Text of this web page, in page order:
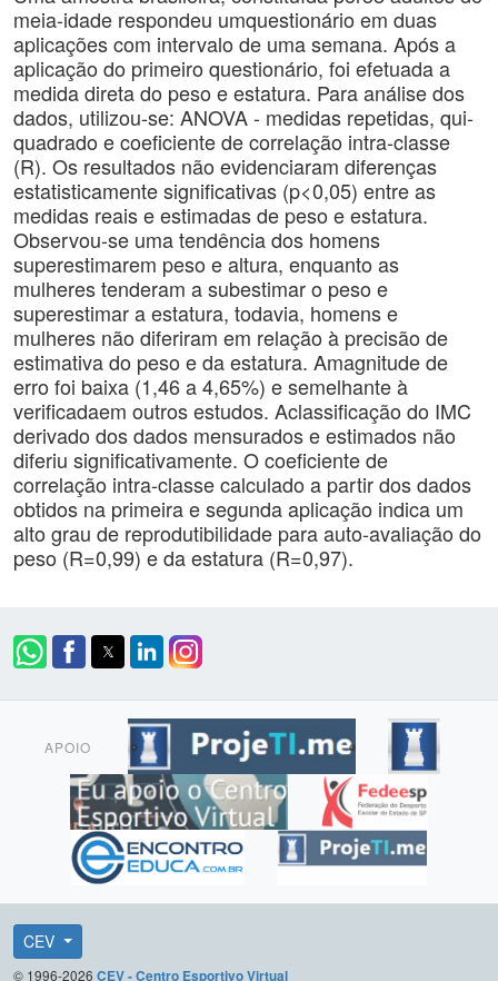
meia-idade respondeu umquestionário em duas
aplicações com intervalo de uma semana. Após a
aplicação do primeiro questionário, foi efetuada a
medida direta do peso e estatura. Para análise dos
dados, utilizou-se: ANOVA - medidas repetidas, qui-
quadrado e coeficiente de correlação intra-classe
(R). Os resultados não evidenciaram diferenças
estatisticamente significativas (p<0,05) entre as
medidas reais e estimadas de peso e estatura.
Observou-se uma tendência dos homens
superestimarem peso e altura, enquanto as
mulheres tenderam a subestimar o peso e
superestimar a estatura, todavia, homens e
mulheres não diferiram em relação à precisão de
estimativa do peso e da estatura. Amagnitude de
erro foi baixa (1,46 a 4,65%) e semelhante à
verificadaem outros estudos. Aclassificação do IMC
derivado dos dados mensurados e estimados não
diferiu significativamente. O coeficiente de
correlação intra-classe calculado a partir dos dados
obtidos na primeira e segunda aplicação indica um
alto grau de reprodutibilidade para auto-avaliação do
peso (R=0,99) e da estatura (R=0,97).
APOIO
CEV
© 1996-2026 CEV - Centro Esportivo Virtual